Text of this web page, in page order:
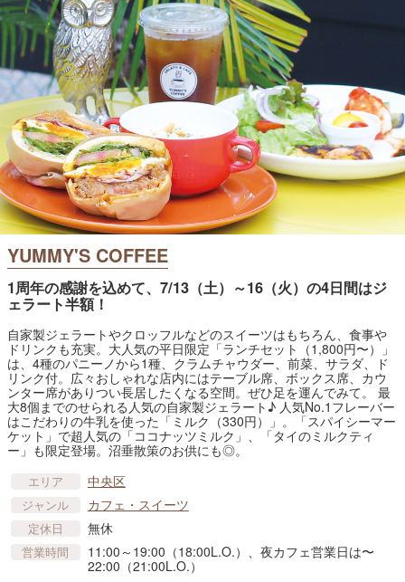
YUMMY'S COFFEE
1周年の感謝を込めて、7/13（土）～16（火）の4日間はジ
ェラート半額！
自家製ジェラートやクロッフルなどのスイーツはもちろん、食事や
ドリンクも充実。大人気の平日限定「ランチセット（1,800円〜）」
は、4種のパニーノから1種、クラムチャウダー、前菜、サラダ、ド
リンク付。広々おしゃれな店内にはテーブル席、ボックス席、カウ
ンター席がありつい長居したくなる空間。ぜひ足を運んでみて。 最
大8個までのせられる人気の自家製ジェラート♪ 人気No.1フレーバー
はこだわりの牛乳を使った「ミルク（330円）」。「スパイシーマー
ケット」で超人気の「ココナッツミルク」、「タイのミルクティ
ー」も限定登場。沼垂散策のお供にも◎。
エリア 中央区
ジャンル カフェ・スイーツ
定休日 無休
営業時間
11:00～19:00（18:00L.O.）、夜カフェ営業日は〜
22:00（21:00L.O.）